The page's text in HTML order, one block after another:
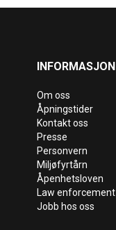
INFORMASJON
Om oss
Åpningstider
Kontakt oss
Presse
Personvern
Miljøfyrtårn
Åpenhetsloven
Law enforcement
Jobb hos oss